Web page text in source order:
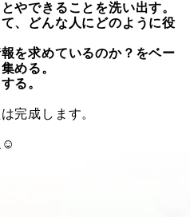
やできることを洗い出す。
、どんな人にどのように役
を求めているのか？をベー
める。
る。
完成します。
☺